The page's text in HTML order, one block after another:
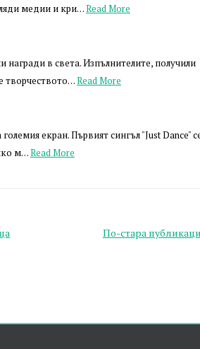
медии и кри…Read More
в света. Изпълнителите, получили
творчеството…Read More
екран. Първият сингъл "Just Dance"
м…Read More
По-стара